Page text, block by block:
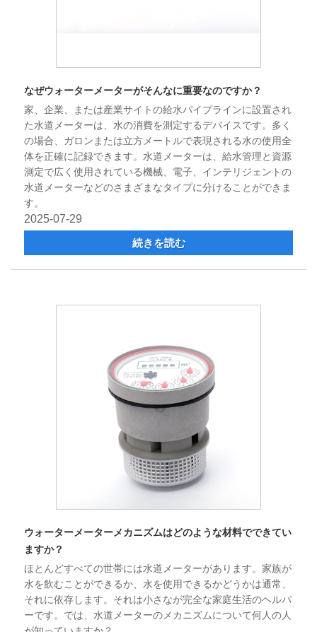
なぜウォーターメーターがそんなに重要なのですか？
家、企業、または産業サイトの給水パイプラインに設置され
た水道メーターは、水の消費を測定するデバイスです。多く
の場合、ガロンまたは立方メートルで表現される水の使用全
体を正確に記録できます。水道メーターは、給水管理と資源
測定で広く使用されている機械、電子、インテリジェントの
水道メーターなどのさまざまなタイプに分けることができま
す。
2025-07-29
続きを読む
ウォーターメーターメカニズムはどのような材料でできてい
ますか？
ほとんどすべての世帯には水道メーターがあります。家族が
水を飲むことができるか、水を使用できるかどうかは通常、
それに依存します。それは小さなが完全な家庭生活のヘルパ
ーです。では、水道メーターのメカニズムについて何人の人